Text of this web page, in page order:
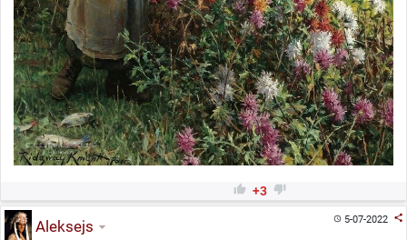
 +3 
5-07-2022 
Aleksejs